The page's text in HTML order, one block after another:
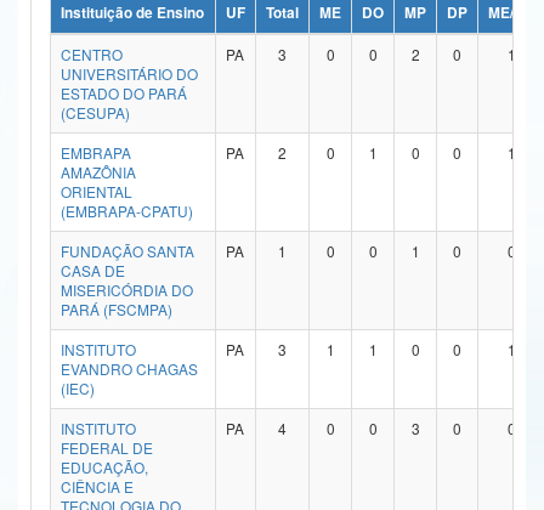
Ministério da Ciência, Tecnologia, Inovações e Comunicações
Ministério do Meio Ambiente
Ministério do Turismo
Ministério do Desenvolvimento Regional
Controladoria-Geral da União
Ministério da Mulher, da Família e dos Direitos Humanos
Secretaria-Geral
Secretaria de Governo
Advocacia-Geral da União
Instituição de Ensino UF Total ME DO MP DP
ME/DO
CENTRO
UNIVERSITÁRIO DO
ESTADO DO PARÁ
(CESUPA)
PA 3 0 0 2 0 1
EMBRAPA
AMAZÔNIA
ORIENTAL
(EMBRAPA-CPATU)
PA 2 0 1 0 0 1
FUNDAÇÃO SANTA
CASA DE
MISERICÓRDIA DO
PARÁ (FSCMPA)
PA 1 0 0 1 0 0
INSTITUTO
EVANDRO CHAGAS
(IEC)
PA 3 1 1 0 0 1
INSTITUTO
FEDERAL DE
EDUCAÇÃO,
CIÊNCIA E
TECNOLOGIA DO
PA 4 0 0 3 0 0